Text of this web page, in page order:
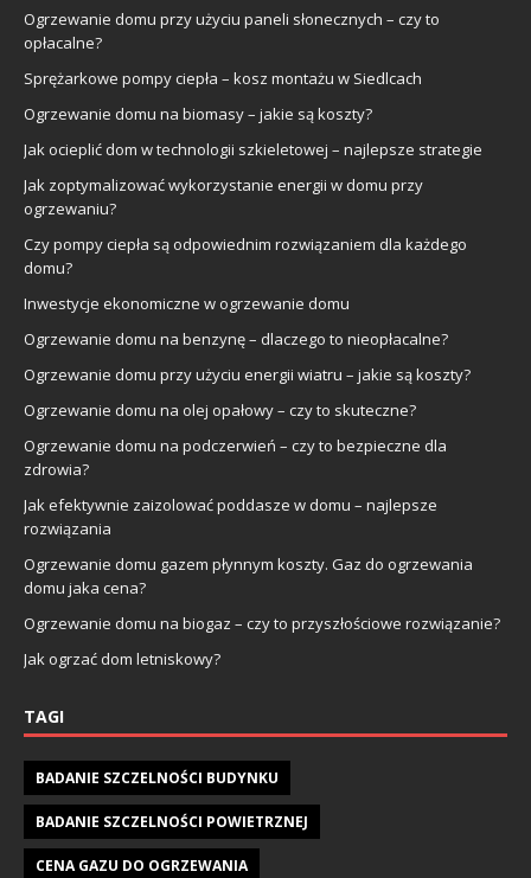
Ogrzewanie domu przy użyciu paneli słonecznych – czy to
opłacalne?
Sprężarkowe pompy ciepła – kosz montażu w Siedlcach
Ogrzewanie domu na biomasy – jakie są koszty?
Jak ocieplić dom w technologii szkieletowej – najlepsze strategie
Jak zoptymalizować wykorzystanie energii w domu przy
ogrzewaniu?
Czy pompy ciepła są odpowiednim rozwiązaniem dla każdego
domu?
Inwestycje ekonomiczne w ogrzewanie domu
Ogrzewanie domu na benzynę – dlaczego to nieopłacalne?
Ogrzewanie domu przy użyciu energii wiatru – jakie są koszty?
Ogrzewanie domu na olej opałowy – czy to skuteczne?
Ogrzewanie domu na podczerwień – czy to bezpieczne dla
zdrowia?
Jak efektywnie zaizolować poddasze w domu – najlepsze
rozwiązania
Ogrzewanie domu gazem płynnym koszty. Gaz do ogrzewania
domu jaka cena?
Ogrzewanie domu na biogaz – czy to przyszłościowe rozwiązanie?
Jak ogrzać dom letniskowy?
TAGI
BADANIE SZCZELNOŚCI BUDYNKU
BADANIE SZCZELNOŚCI POWIETRZNEJ
CENA GAZU DO OGRZEWANIA